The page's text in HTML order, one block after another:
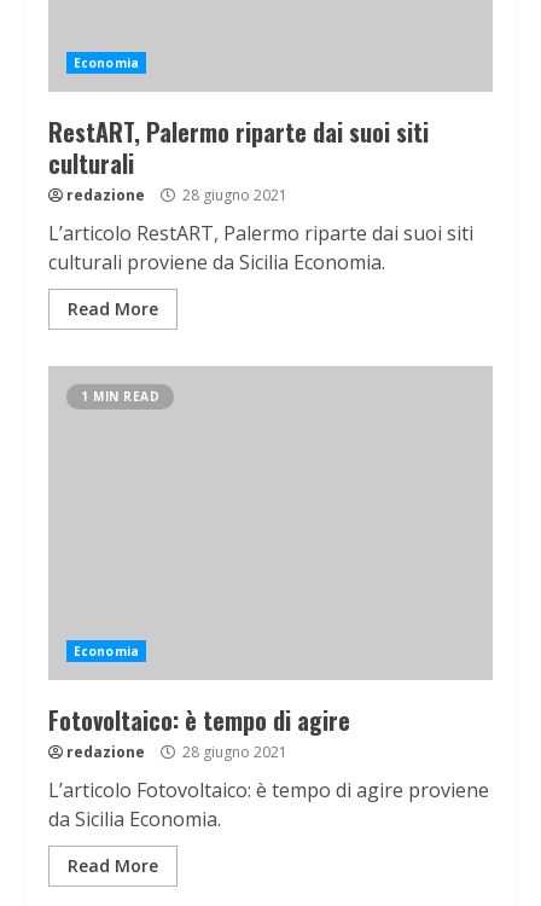
Economia
RestART, Palermo riparte dai suoi siti
culturali
redazione 28 giugno 2021
L’articolo RestART, Palermo riparte dai suoi siti
culturali proviene da Sicilia Economia.
Read More
1 MIN READ
Economia
Fotovoltaico: è tempo di agire
redazione 28 giugno 2021
L’articolo Fotovoltaico: è tempo di agire proviene
da Sicilia Economia.
Read More